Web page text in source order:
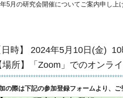
5月の研究会開催についてご案内申し上
日時】 2024年5月10日(金) 10
所】
「Zoom」でのオンラ
の際は下記の参加登録フォームより、